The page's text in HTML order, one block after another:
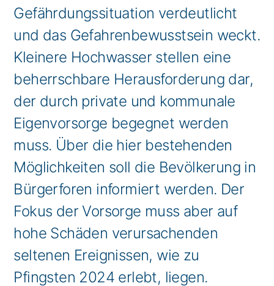
Gefährdungssituation verdeutlicht
und das Gefahrenbewusstsein weckt.
Kleinere Hochwasser stellen eine
beherrschbare Herausforderung dar,
der durch private und kommunale
Eigenvorsorge begegnet werden
muss. Über die hier bestehenden
Möglichkeiten soll die Bevölkerung in
Bürgerforen informiert werden. Der
Fokus der Vorsorge muss aber auf
hohe Schäden verursachenden
seltenen Ereignissen, wie zu
Pfingsten 2024 erlebt, liegen.